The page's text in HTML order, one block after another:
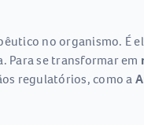
no organismo. É
se transformar em
regulatórios, como a